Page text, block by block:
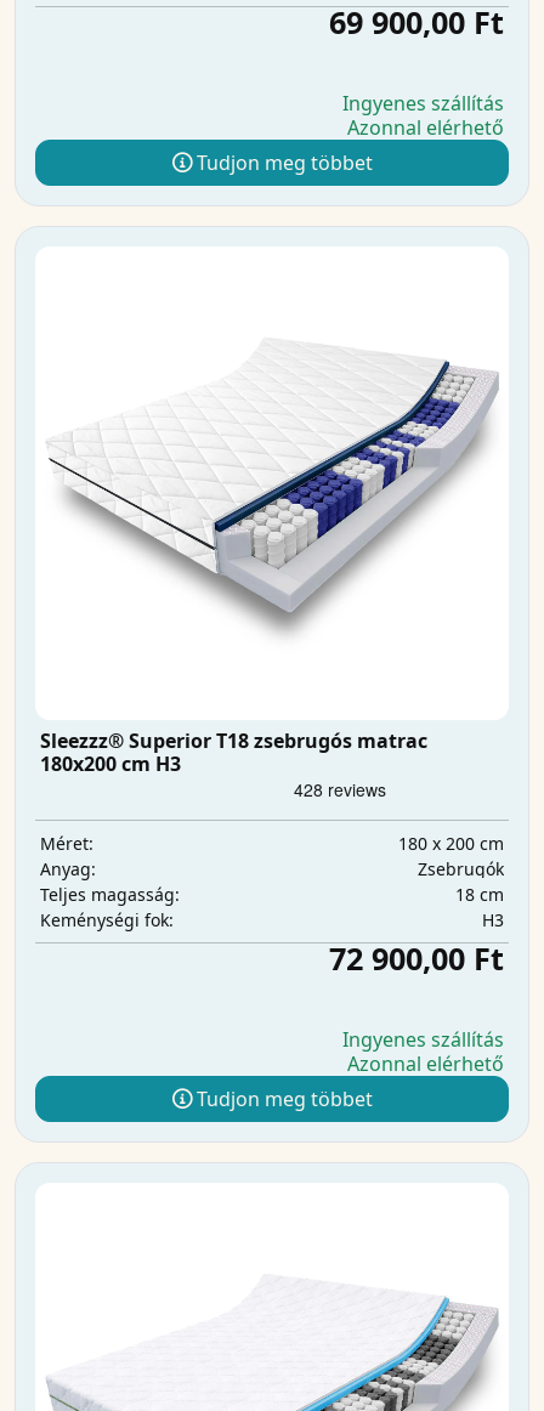
69 900,00 Ft
Ingyenes szállítás
Azonnal elérhető
Tudjon meg többet
Sleezzz® Superior T18 zsebrugós matrac
180x200 cm H3
Méret:
180 x 200 cm
Anyag:
Zsebrugók
Teljes magasság:
18 cm
Keménységi fok:
H3
72 900,00 Ft
Ingyenes szállítás
Azonnal elérhető
Tudjon meg többet